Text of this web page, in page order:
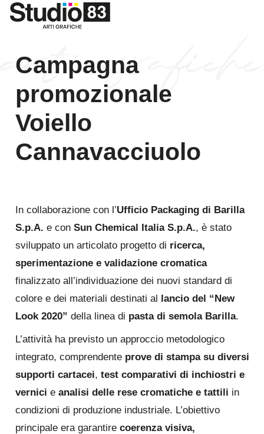
Campagna
promozionale
Voiello
Cannavacciuolo
In collaborazione con l’Ufficio Packaging di Barilla
S.p.A. e con Sun Chemical Italia S.p.A., è stato
sviluppato un articolato progetto di ricerca,
sperimentazione e validazione cromatica
finalizzato all’individuazione dei nuovi standard di
colore e dei materiali destinati al lancio del “New
Look 2020” della linea di pasta di semola Barilla.
L’attività ha previsto un approccio metodologico
integrato, comprendente prove di stampa su diversi
supporti cartacei, test comparativi di inchiostri e
vernici e analisi delle rese cromatiche e tattili in
condizioni di produzione industriale. L’obiettivo
principale era garantire coerenza visiva,